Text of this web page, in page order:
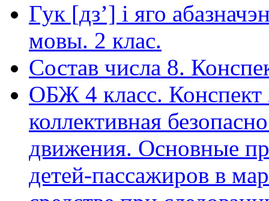
Гук [дз’] і яго
мовы. 2 клас.
Состав числа 8.
ОБЖ 4 класс. Конспект
коллективная
движения. Основные
детей-пассажиров в